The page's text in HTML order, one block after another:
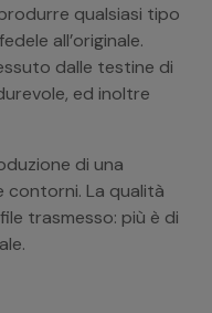
qualsiasi tipo
all’originale.
dalle testine di
ed inoltre
di una
contorni. La qualità
trasmesso: più è di